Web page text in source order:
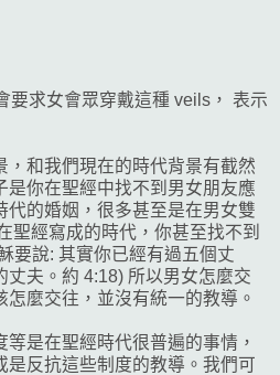
要求女會眾穿戴這種 veils， 表示
，和我們現在的時代背景有截然
是你在聖經中找不到男女朋友應
代的婚姻，很多甚至是在男女雙
聖經寫成的時代，你甚至找不到
要說: 其實你已經有過五個丈
丈夫。約 4:18) 所以男女怎麼交
麼交往，並沒有統一的教導。
是在聖經時代很普遍的事情，
是反抗這些制度的教導。我們可